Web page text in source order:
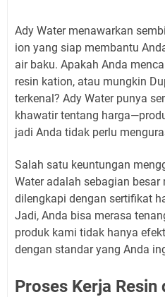
Ady Water menawarkan
ion yang siap membantu
air baku. Apakah Anda
resin kation, atau mungkin
terkenal? Ady Water punya
khawatir tentang
jadi Anda tidak perlu
Salah satu keuntungan
Water adalah sebagian
dilengkapi dengan sertifikat
Jadi, Anda bisa merasa
produk kami tidak hanya
dengan standar yang Anda
Proses Kerja Resin